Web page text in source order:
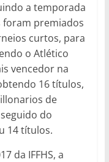
a temporada
foram premiados
curtos, para
o Atlético
vencedor na
16 títulos,
de
do
14 títulos.
da IFFHS, a